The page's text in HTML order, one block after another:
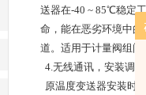
送器在-40 ~ 85℃稳定
命，能在恶劣环境中
道。适用于计量阀组间
4.无线通讯，安装调
原温度变送器安装时